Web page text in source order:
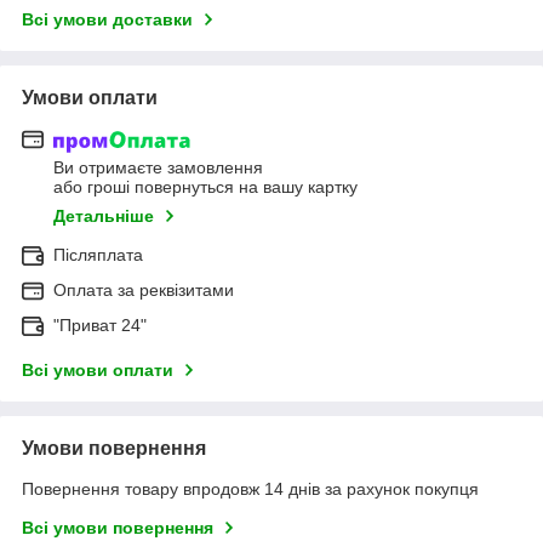
Всі умови доставки
Умови оплати
Ви отримаєте замовлення
або гроші повернуться на вашу картку
Детальніше
Післяплата
Оплата за реквізитами
"Приват 24"
Всі умови оплати
Умови повернення
Повернення товару впродовж 14 днів за рахунок покупця
Всі умови повернення